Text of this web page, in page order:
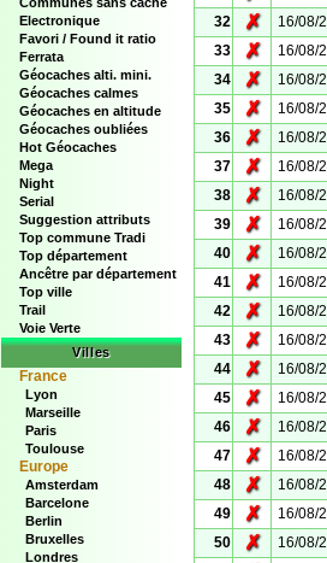
Electronique
Favori / Found it ratio
Ferrata
Géocaches alti. mini.
Géocaches calmes
Géocaches en altitude
Géocaches oubliées
Hot Géocaches
Mega
Night
Serial
Suggestion attributs
Top commune Tradi
Top département
Ancêtre par département
Top ville
Trail
Voie Verte
Villes
France
Lyon
Marseille
Paris
Toulouse
Europe
Amsterdam
Barcelone
Berlin
Bruxelles
Londres
32
✗ 16/08/
33
✗ 16/08/
34
✗ 16/08/
35
✗ 16/08/
36
✗ 16/08/
37
✗ 16/08/
38
✗ 16/08/
39
✗ 16/08/
40
✗ 16/08/
41
✗ 16/08/
42
✗ 16/08/
43
✗ 16/08/
44
✗ 16/08/
45
✗ 16/08/
46
✗ 16/08/
47
✗ 16/08/
48
✗ 16/08/
49
✗ 16/08/
50
✗ 16/08/